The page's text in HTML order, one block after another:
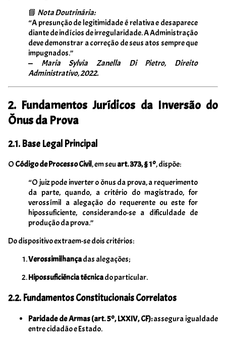
📘 Nota Doutrinária:
“A presunção de legitimidade é relativa e desaparece
diante de indícios de irregularidade. A Administração
deve demonstrar a correção de seus atos sempre que
impugnados.”
— Maria Sylvia Zanella Di Pietro, Direito
Administrativo, 2022.
2. Fundamentos Jurídicos da Inversão do
Ônus da Prova
2.1. Base Legal Principal
O Código de Processo Civil, em seuart. 373, § 1º, dispõe:
“O juiz pode inverter o ônus da prova, a requerimento
da parte, quando, a critério do magistrado, for
verossímil a alegação do requerente ou este for
hipossuficiente, considerando-se a dificuldade de
produção da prova.”
Do dispositivo extraem-se dois critérios:
Verossimilhançadas alegações;
Hipossuficiência técnicado particular.
2.2. Fundamentos Constitucionais Correlatos
Paridade de Armas (art. 5º, LXXIV, CF):assegura igualdade
entre cidadão e Estado.